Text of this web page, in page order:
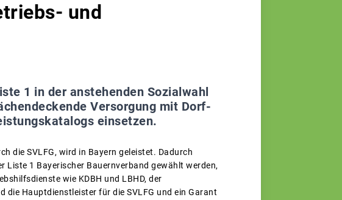
und
1 in der anstehenden Sozialwahl
Versorgung mit Dorf-
einsetzen.
die SVLFG, wird in Bayern geleistet. Dadurch
Liste 1 Bayerischer Bauernverband gewählt werden,
wie KDBH und LBHD, der
die Hauptdienstleister für die SVLFG und ein Garant